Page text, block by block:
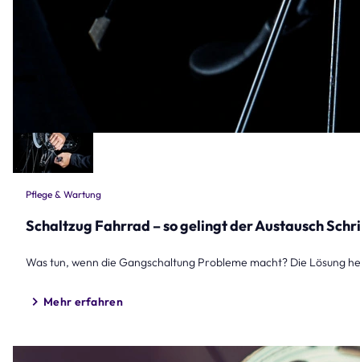
Pflege & Wartung
Schaltzug Fahrrad – so gelingt der Austausch
Was tun, wenn die Gangschaltung Probleme macht? Die Lösung
Mehr erfahren